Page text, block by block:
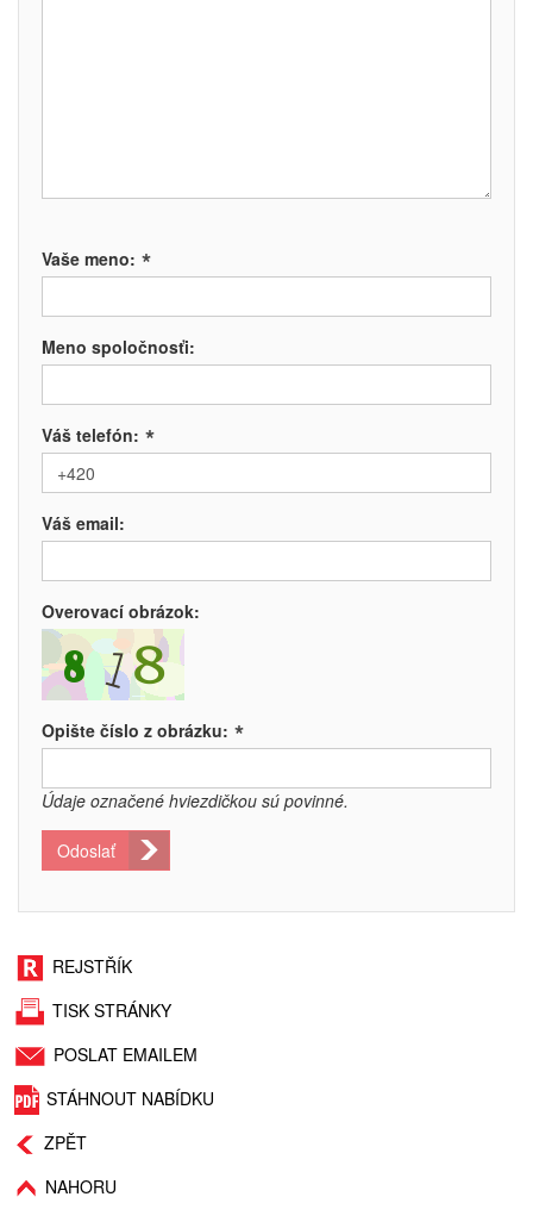
Vaše meno: *
Meno spoločnosťi:
Váš telefón: *
Váš email:
Overovací obrázok:
Opište číslo z obrázku: *
Údaje označené hviezdičkou sú povinné.
Odoslať
REJSTŘÍK
TISK STRÁNKY
POSLAT EMAILEM
STÁHNOUT NABÍDKU
ZPĚT
NAHORU